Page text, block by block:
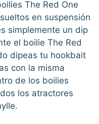
The Red One
en suspensión
simplemente un dip
el boilie The Red
dipeas tu hookbait
con la misma
de los boilies
los atractores